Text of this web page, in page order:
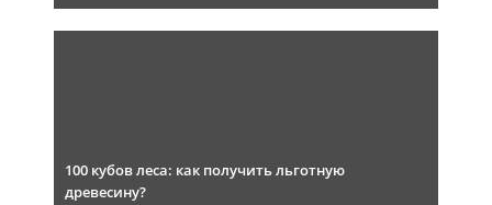
100 кубов леса: как получить льготную
древесину?